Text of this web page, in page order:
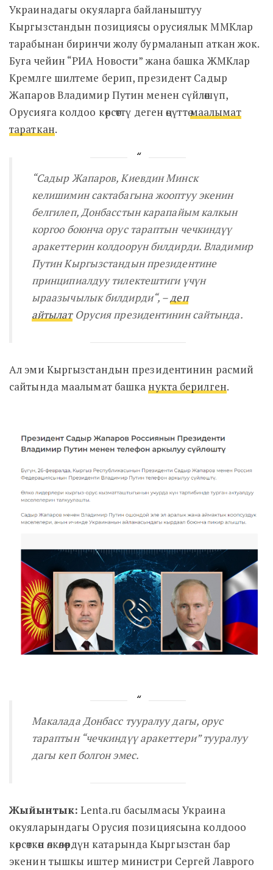
Украинадагы окуяларга байланыштуу
Кыргызстандын позициясы орусиялык ММКлар
тарабынан биринчи жолу бурмаланып аткан жок.
Буга чейин “РИА Новости” жана башка ЖМКлар
Кремлге шилтеме берип, президент Садыр
Жапаров Владимир Путин менен сүйлөшүп,
Орусияга колдоо көрсөттү деген өңүттөмаалымат
тараткан.
“Садыр Жапаров, Киевдин Минск
келишимин сактабагына жооптуу экенин
белгилеп,Донбасстын карапайым калкын
коргоо боюнча орус тараптын чечкиндүү
аракеттерин колдоорун билдирди. Владимир
Путин Кыргызстандын президентине
принципиалдуу тилектештиги үчүн
ыраазычылык билдирди“, –деп
айтылатОрусия президентинин сайтында.
Ал эми Кыргызстандын президентинин расмий
сайтында маалымат башка нукта берилген.
Макалада Донбасс тууралуу дагы, орус
тараптын “чечкиндүү аракеттери” тууралуу
дагы кеп болгон эмес.
Жыйынтык: Lenta.ru басылмасы Украина
окуяларындагы Орусия позициясына колдооо
көрсөткөн өлкөлөрдүн катарында Кыргызстан бар
экенин тышкы иштер министри Сергей Лаврого